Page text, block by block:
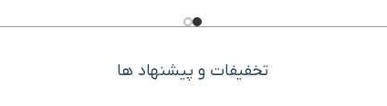
تخفیفات و پیشنهاد ها